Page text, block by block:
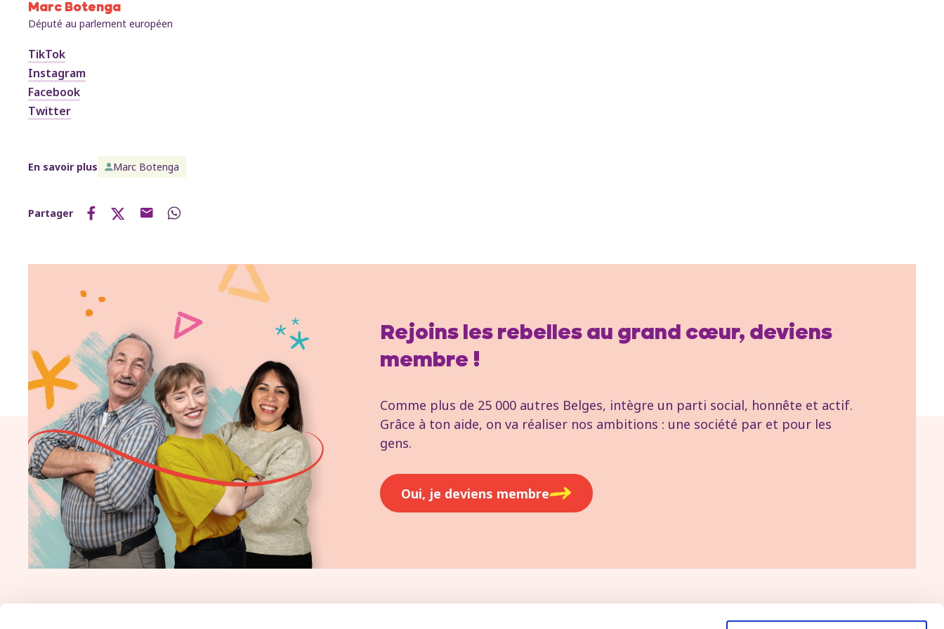
Marc Botenga
Député au parlement européen
TikTok
Instagram
Facebook
Twitter
En savoir plus Marc Botenga
Partager
Rejoins les rebelles au grand cœur, deviens
membre !
Comme plus de 25 000 autres Belges, intègre un parti social, honnête et actif.
Grâce à ton aide, on va réaliser nos ambitions : une société par et pour les
gens.
Oui, je deviens membre